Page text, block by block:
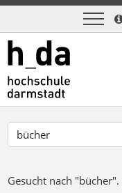
Gesucht nach "bücher".